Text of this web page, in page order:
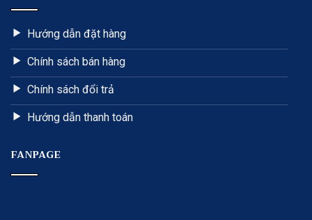
Hướng dẫn đặt hàng
Chính sách bán hàng
Chính sách đổi trả
Hướng dẫn thanh toán
FANPAGE